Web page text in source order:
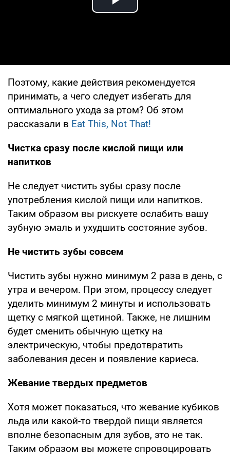
Play Video
Поэтому, какие действия рекомендуется
принимать, а чего следует избегать для
оптимального ухода за ртом? Об этом
рассказали в Eat This, Not That!
Чистка сразу после кислой пищи или
напитков
Не следует чистить зубы сразу после
употребления кислой пищи или напитков.
Таким образом вы рискуете ослабить вашу
зубную эмаль и ухудшить состояние зубов.
Не чистить зубы совсем
Чистить зубы нужно минимум 2 раза в день, с
утра и вечером. При этом, процессу следует
уделить минимум 2 минуты и использовать
щетку с мягкой щетиной. Также, не лишним
будет сменить обычную щетку на
электрическую, чтобы предотвратить
заболевания десен и появление кариеса.
Жевание твердых предметов
Хотя может показаться, что жевание кубиков
льда или какой-то твердой пищи является
вполне безопасным для зубов, это не так.
Таким образом вы можете спровоцировать